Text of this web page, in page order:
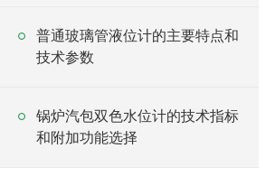
普通玻璃管液位计的主要特点和
技术参数
锅炉汽包双色水位计的技术指标
和附加功能选择